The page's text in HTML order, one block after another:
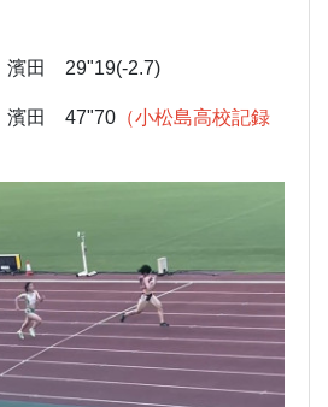
田 29"19(-2.7)
田 47"70 （小松島高校記録